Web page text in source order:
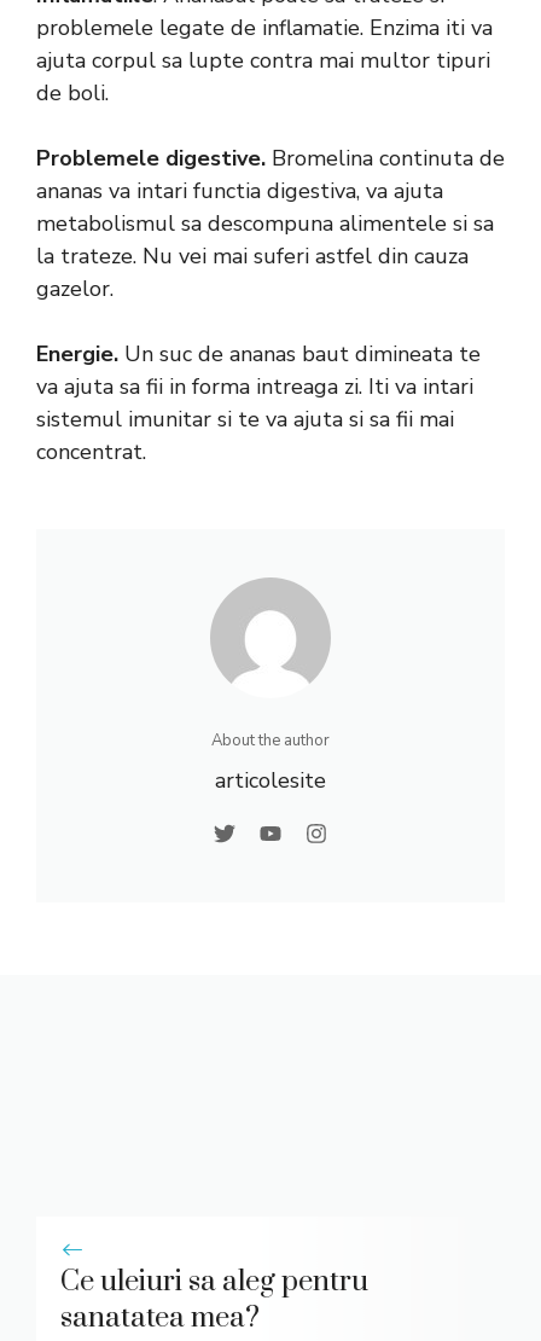
problemele legate de inflamatie. Enzima iti va
ajuta corpul sa lupte contra mai multor tipuri
de boli.
Problemele digestive. Bromelina continuta de
ananas va intari functia digestiva, va ajuta
metabolismul sa descompuna alimentele si sa
la trateze. Nu vei mai suferi astfel din cauza
gazelor.
Energie. Un suc de ananas baut dimineata te
va ajuta sa fii in forma intreaga zi. Iti va intari
sistemul imunitar si te va ajuta si sa fii mai
concentrat.
About the author
articolesite
Ce uleiuri sa aleg pentru
sanatatea mea?